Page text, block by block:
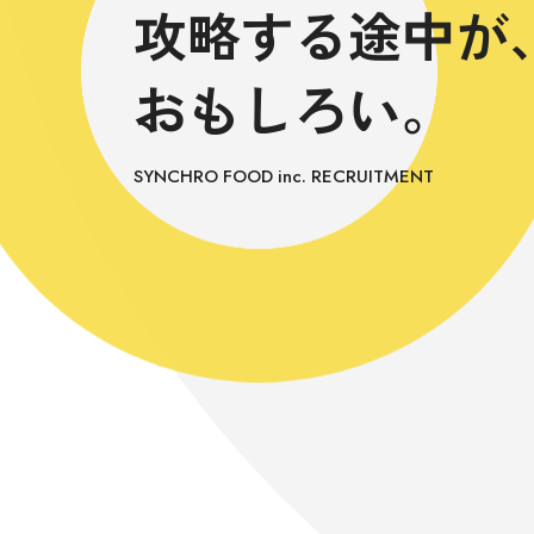
攻略する途中が
おもしろい。
SYNCHRO FOOD inc. RECRUITMENT